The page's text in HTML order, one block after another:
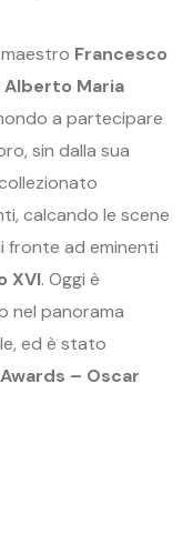
Francesco
Alberto Maria
a partecipare
sin dalla sua
calcando le scene
fronte ad eminenti
XVI. Oggi è
nel panorama
ed è stato
– Oscar